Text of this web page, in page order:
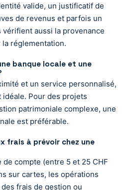
valide, un justificatif de
de revenus et parfois un
aussi la provenance
réglementation.
banque locale et une
et un service personnalisé,
Pour des projets
patrimoniale complexe, une
est préférable.
frais à prévoir chez une
compte (entre 5 et 25 CHF
sur cartes, les opérations
frais de gestion ou